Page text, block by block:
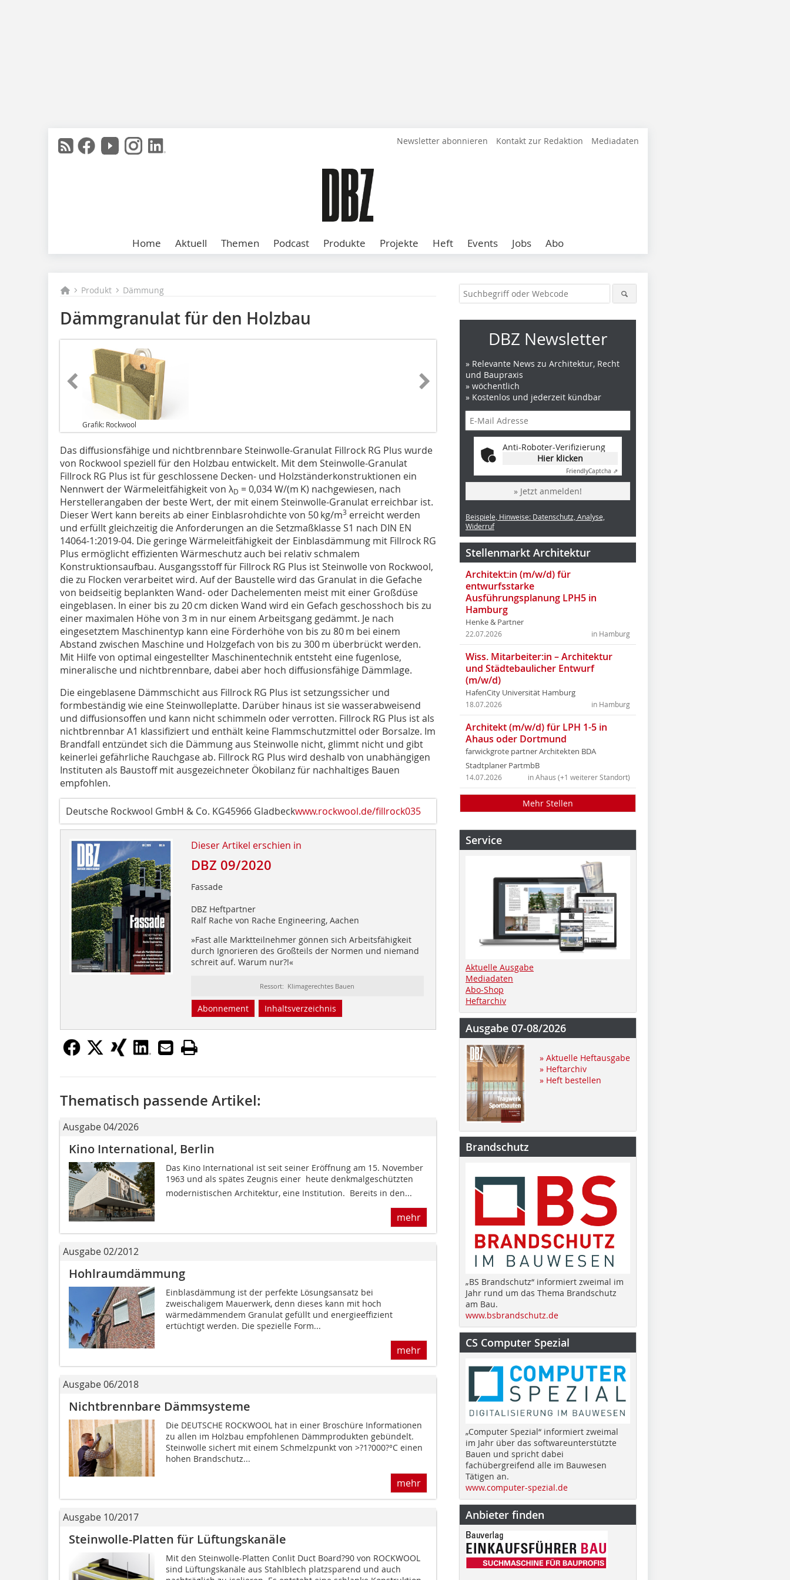
Newsletter abonnieren Kontakt zur Redaktion Mediadaten
Home Aktuell Themen Podcast Produkte Projekte Heft Events Jobs Abo
Produkt Dämmung
Dämmgranulat für den Holzbau
Grafik: Rockwool
Das diffusionsfähige und nichtbrennbare Steinwolle-Granulat Fillrock RG Plus wurde
von Rockwool speziell für den Holzbau entwickelt. Mit dem Steinwolle-Granulat
Fillrock RG Plus ist für geschlossene Decken- und Holzständerkonstruktionen ein
Nennwert der Wärmeleitfähigkeit von λD = 0,034 W/(m K) nachgewiesen, nach
Herstellerangaben der beste Wert, der mit einem Steinwolle-Granulat erreichbar ist.
Dieser Wert kann bereits ab einer Einblasrohdichte von 50 kg/m3 erreicht werden
und erfüllt gleichzeitig die Anforderungen an die Setzmaßklasse S1 nach DIN EN
14064-1:2019-04. Die geringe Wärmeleitfähigkeit der Einblasdämmung mit Fillrock RG
Plus ermöglicht effizienten Wärmeschutz auch bei relativ schmalem
Konstruktionsaufbau. Ausgangsstoff für Fillrock RG Plus ist Steinwolle von Rockwool,
die zu Flocken verarbeitet wird. Auf der Baustelle wird das Granulat in die Gefache
von beidseitig beplankten Wand- oder Dachelementen meist mit einer Großdüse
eingeblasen. In einer bis zu 20 cm dicken Wand wird ein Gefach geschosshoch bis zu
einer maximalen Höhe von 3 m in nur einem Arbeitsgang gedämmt. Je nach
eingesetztem Maschinentyp kann eine Förderhöhe von bis zu 80 m bei einem
Abstand zwischen Maschine und Holzgefach von bis zu 300 m überbrückt werden.
Mit Hilfe von optimal eingestellter Maschinentechnik entsteht eine fugenlose,
mineralische und nichtbrennbare, dabei aber hoch diffusionsfähige Dämmlage.
Die eingeblasene Dämmschicht aus Fillrock RG Plus ist setzungssicher und
formbeständig wie eine Steinwolleplatte. Darüber hinaus ist sie wasserabweisend
und diffusionsoffen und kann nicht schimmeln oder verrotten. Fillrock RG Plus ist als
nichtbrennbar A1 klassifiziert und enthält keine Flammschutzmittel oder Borsalze. Im
Brandfall entzündet sich die Dämmung aus Steinwolle nicht, glimmt nicht und gibt
keinerlei gefährliche Rauchgase ab. Fillrock RG Plus wird deshalb von unabhängigen
Instituten als Baustoff mit ausgezeichneter Ökobilanz für nachhaltiges Bauen
empfohlen.
Deutsche Rockwool GmbH & Co. KG45966 Gladbeckwww.rockwool.de/fillrock035
Dieser Artikel erschien in
DBZ 09/2020
Fassade
DBZ Heftpartner
Ralf Rache von Rache Engineering, Aachen
»Fast alle Marktteilnehmer gönnen sich Arbeitsfähigkeit
durch Ignorieren des Großteils der Normen und niemand
schreit auf. Warum nur?!«
Ressort: Klimagerechtes Bauen
Abonnement Inhaltsverzeichnis
Thematisch passende Artikel:
Ausgabe 04/2026
Kino International, Berlin
Das Kino International ist seit seiner Eröffnung am 15. November
1963 und als spätes Zeugnis einer  heute denkmalgeschützten 
modernistischen Architektur, eine Institution. Bereits in den...
mehr
Ausgabe 02/2012
Hohlraumdämmung
Einblasdämmung ist der perfekte Lösungsansatz bei
zweischaligem Mauerwerk, denn dieses kann mit hoch
wärmedämmendem Gra­nulat gefüllt und energieeffizient
ertüchtigt werden. Die spezielle Form...
mehr
Ausgabe 06/2018
Nichtbrennbare Dämmsysteme
Die DEUTSCHE ROCKWOOL hat in einer Broschüre Informationen
zu allen im Holzbau empfohlenen Dämmprodukten gebündelt.
Steinwolle sichert mit einem Schmelzpunkt von >?1?000?°C einen
hohen Brandschutz...
mehr
Ausgabe 10/2017
Steinwolle-Platten für Lüftungskanäle
Mit den Steinwolle-Platten Conlit Duct Board?90 von ROCKWOOL
sind Lüftungskanäle aus Stahlblech platzsparend und auch
DBZ Newsletter
» Relevante News zu Architektur, Recht
und Baupraxis
» wöchentlich
» Kostenlos und jederzeit kündbar
Anti-Roboter-Verifizierung
Hier klicken
FriendlyCaptcha ⇗
» Jetzt anmelden!
Beispiele, Hinweise: Datenschutz, Analyse,
Widerruf
Stellenmarkt Architektur
Architekt:in (m/w/d) für
entwurfsstarke
Ausführungsplanung LPH5 in
Hamburg
Henke & Partner
in Hamburg
22.07.2026
Wiss. Mitarbeiter:in – Architektur
und Städtebaulicher Entwurf
(m/w/d)
HafenCity Universität Hamburg
in Hamburg
18.07.2026
Architekt (m/w/d) für LPH 1-5 in
Ahaus oder Dortmund
farwickgrote partner Architekten BDA
Stadtplaner PartmbB
in Ahaus (+1 weiterer Standort)
14.07.2026
Mehr Stellen
Service
Aktuelle Ausgabe
Mediadaten
Abo-Shop
Heftarchiv
Ausgabe 07-08/2026
» Aktuelle Heftausgabe
» Heftarchiv
» Heft bestellen
Brandschutz
„BS Brandschutz“ informiert zweimal im
Jahr rund um das Thema Brandschutz
am Bau.
www.bsbrandschutz.de
CS Computer Spezial
„Computer Spezial“ informiert zweimal
im Jahr über das softwareunterstützte
Bauen und spricht dabei
fachübergreifend alle im Bauwesen
Tätigen an.
www.computer-spezial.de
Anbieter finden